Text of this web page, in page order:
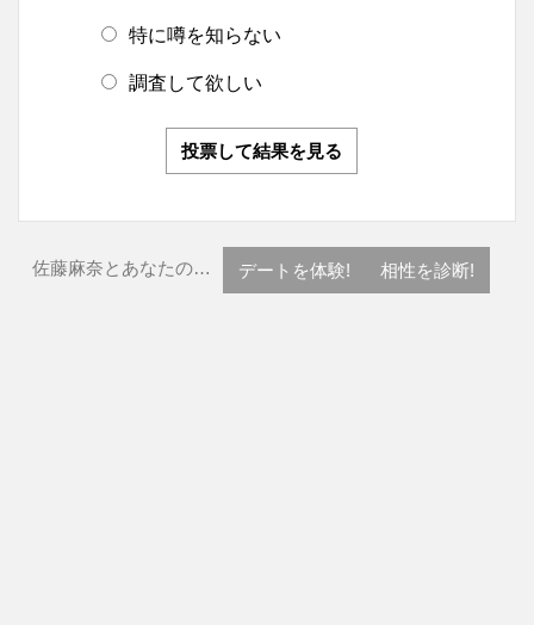
特に噂を知らない
調査して欲しい
投票して結果を見る
佐藤麻奈とあなたの… デートを体験! 相性を診断!